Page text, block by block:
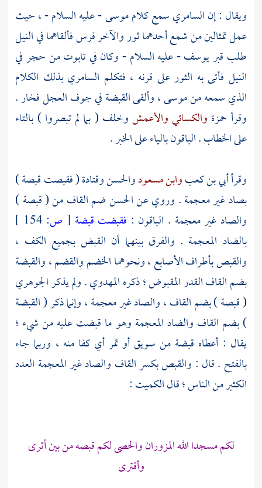
ويقال : إنالسامريسمع كلامموسى- عليه السلام - ، حيث
عمل تمثالين من شمع أحدهما ثور والآخر فرس فألقاهما في النيل
طلب قبريوسف- عليه السلام - وكان في تابوت من حجر في
النيل فأتى به الثور على قرنه ، فتكلم السامريبذلك الكلام
الذي سمعه منموسى ،وألقى القبضة في جوف العجل فخار .
وقرأ حمزة والكسائيوالأعمشوخلف ( بما لم تبصروا ) بالتاء
على الخطاب . الباقون بالياء على الخبر .
وقرأأبي بن كعبوابن مسعودوالحسنوقتادة( فقبصت قبصة )
بصاد غير معجمة . وروي عنالحسنضم القاف من ( قبصة )
والصاد غير معجمة . الباقون : فقبضت قبضة [ ص:
بالضاد المعجمة . والفرق بينهما أن القبض بجميع الكف ،
والقبص بأطراف الأصابع ، ونحوهما الخضم والقضم ، والقبضة
بضم القاف القدر المقبوض ؛ ذكرهالمهدوي. ولم يذكرالجوهري
( قبصة ) بضم القاف ، والصاد غير معجمة ، وإنما ذكر ( القبضة
) بضم القاف والضاد المعجمة وهو ما قبضت عليه من شيء ؛
يقال : أعطاه قبضة من سويق أو تمر أي كفا منه ، وربما جاء
بالفتح . قال : والقبص بكسر القاف والصاد غير المعجمة العدد
الكثير من الناس ؛ قالالكميت:
لكم مسجدا الله المزوران والحصى لكم قبصه من بين أثرى
وأقترى